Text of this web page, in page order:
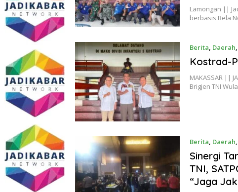
Lamongan ||
berbasis Bela
Berita, Daerah,
Kostrad-
MAKASSAR ||
Brigjen TNI
Berita, Daerah,
Sinergi
TNI,
“Jaga